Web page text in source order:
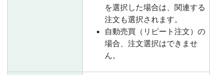
を選択した場合は、関連する
注文も選択されます。
自動売買（リピート注文）の
場合、注文選択はできませ
ん。